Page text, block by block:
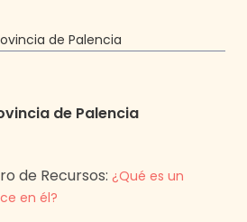
de Palencia
de Palencia
de Recursos: ¿Qué es un
en él?